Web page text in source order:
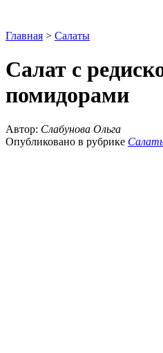
Главная > Салаты
Салат с
помидорами
Автор: Слабунова Ольга
Опубликовано в рубрике